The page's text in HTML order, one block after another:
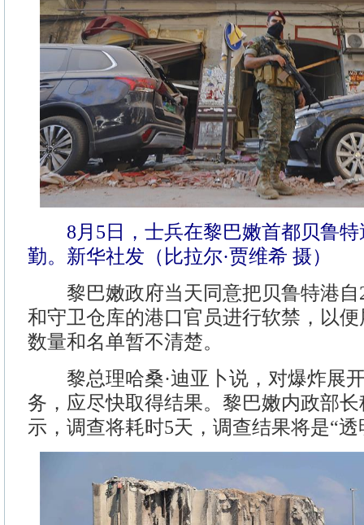
8月5日，士兵在黎巴嫩首都贝鲁特
勤。新华社发（比拉尔·贾维希 摄）
黎巴嫩政府当天同意把贝鲁特港自
和守卫仓库的港口官员进行软禁，以
数量和名单暂不清楚。
黎总理哈桑·迪亚卜说，对爆炸展
务，应尽快取得结果。黎巴嫩内政部长
示，调查将耗时5天，调查结果将是“透